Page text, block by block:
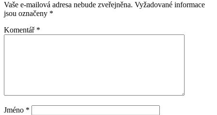
Vaše e-mailová adresa nebude zveřejněna. Vyžadované informace
jsou označeny *
Komentář *
Jméno *